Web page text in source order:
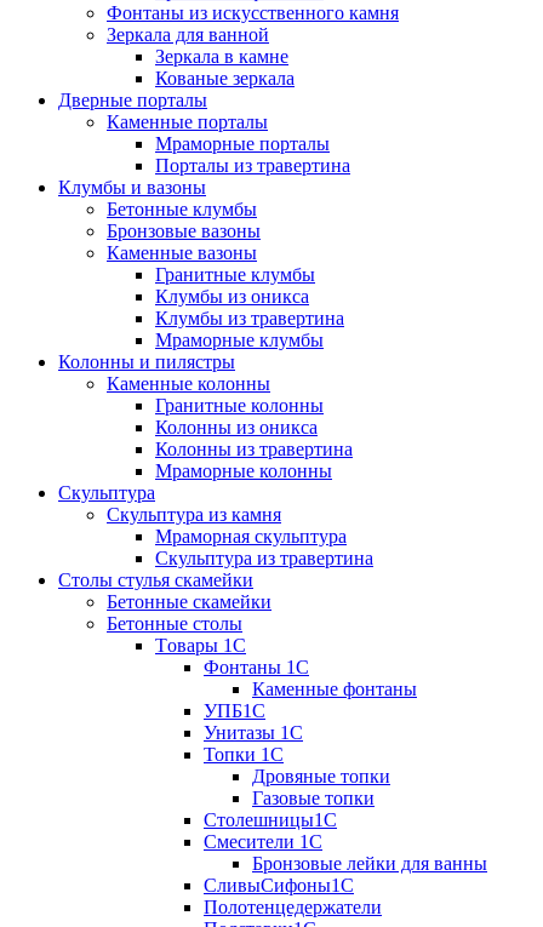
Фонтаны из искусственного камня
Зеркала для ванной
Зеркала в камне
Кованые зеркала
Дверные порталы
Каменные порталы
Мраморные порталы
Порталы из травертина
Клумбы и вазоны
Бетонные клумбы
Бронзовые вазоны
Каменные вазоны
Гранитные клумбы
Клумбы из оникса
Клумбы из травертина
Мраморные клумбы
Колонны и пилястры
Каменные колонны
Гранитные колонны
Колонны из оникса
Колонны из травертина
Мраморные колонны
Скульптура
Скульптура из камня
Мраморная скульптура
Скульптура из травертина
Столы стулья скамейки
Бетонные скамейки
Бетонные столы
Tовары 1C
Фонтаны 1C
Каменные фонтаны
УПБ1С
Унитазы 1С
Топки 1С
Дровяные топки
Газовые топки
Столешницы1С
Смесители 1С
Бронзовые лейки для ванны
СливыСифоны1С
Полотенцедержатели